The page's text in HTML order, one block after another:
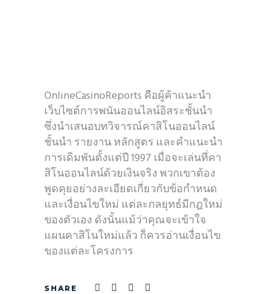
OnlineCasinoReports คือผู้ค้าแนะนำ
เว็บไซต์การพนันออนไลน์อิสระชั้นนำ
ซึ่งนำเสนอบทวิจารณ์คาสิโนออนไลน์
ชั้นนำ รายงาน หลักสูตร และคำแนะนำ
การเดิมพันตั้งแต่ปี 1997 เมื่อจะเล่นที่คา
สิโนออนไลน์ด้วยเงินจริง พวกเขาต้อง
พูดคุยอย่างละเอียดเกี่ยวกับข้อกำหนด
และเงื่อนไขใหม่ แต่ละกลยุทธ์มีกฎใหม่
ของตัวเอง ดังนั้นแม้ว่าคุณจะเข้าใจ
แผนคาสิโนใหม่แล้ว ก็ควรอ่านเงื่อนไข
ของแต่ละโครงการ